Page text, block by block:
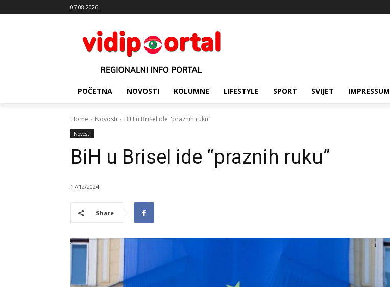
07.08.2026.
POČETNA NOVOSTI KOLUMNE LIFESTYLE SPORT SVIJET IMPRESSUM
Home Novosti BiH u Brisel ide "praznih ruku"
Novosti
BiH u Brisel ide “praznih ruku”
17/12/2024
Share